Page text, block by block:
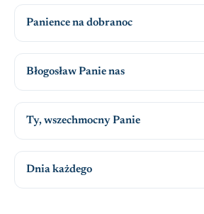
Panience na dobranoc
Błogosław Panie nas
Ty, wszechmocny Panie
Dnia każdego